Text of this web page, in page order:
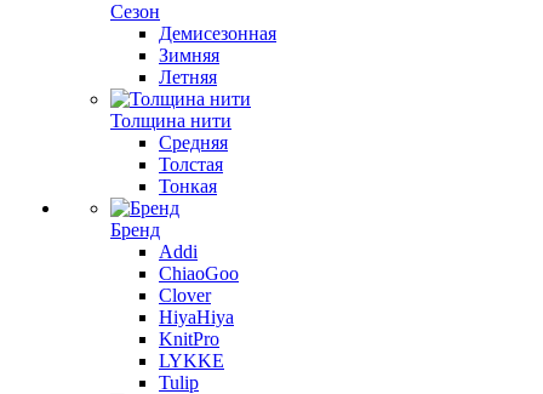
Сезон
Демисезонная
Зимняя
Летняя
Толщина нити
Средняя
Толстая
Тонкая
Бренд
Addi
ChiaoGoo
Clover
HiyaHiya
KnitPro
LYKKE
Tulip